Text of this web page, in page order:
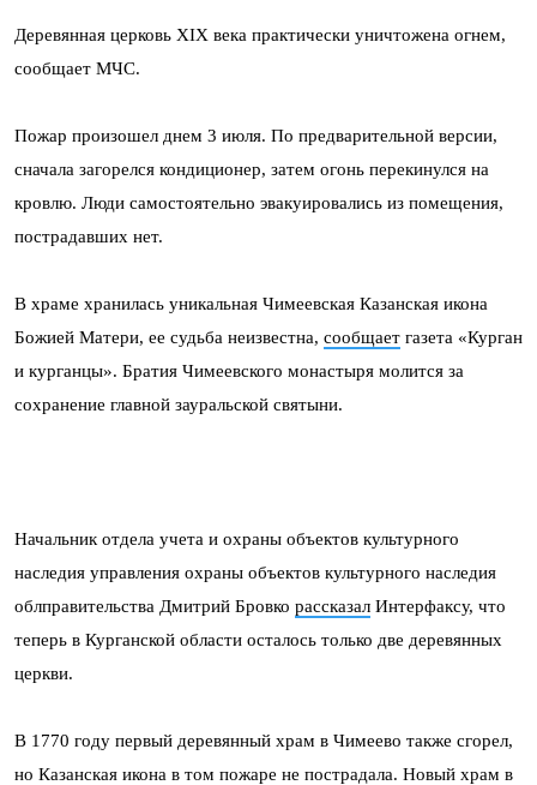
Деревянная церковь XIX века практически уничтожена огнем,
сообщает МЧС.
Пожар произошел днем 3 июля. По предварительной версии,
сначала загорелся кондиционер, затем огонь перекинулся на
кровлю. Люди самостоятельно эвакуировались из помещения,
пострадавших нет.
В храме хранилась уникальная Чимеевская Казанская икона
Божией Матери, ее судьба неизвестна, сообщает газета «Курган
и курганцы». Братия Чимеевского монастыря молится за
сохранение главной зауральской святыни.
Начальник отдела учета и охраны объектов культурного
наследия управления охраны объектов культурного наследия
облправительства Дмитрий Бровко рассказал Интерфаксу, что
теперь в Курганской области осталось только две деревянных
церкви.
В 1770 году первый деревянный храм в Чимеево также сгорел,
но Казанская икона в том пожаре не пострадала. Новый храм в